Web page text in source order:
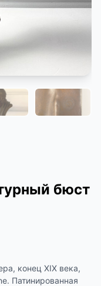
бюст
конец ХIХ века,
Патинированная